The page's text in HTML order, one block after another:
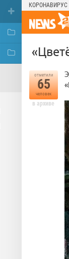
КОРОНАВИРУС
отметили
65
человек
в архиве